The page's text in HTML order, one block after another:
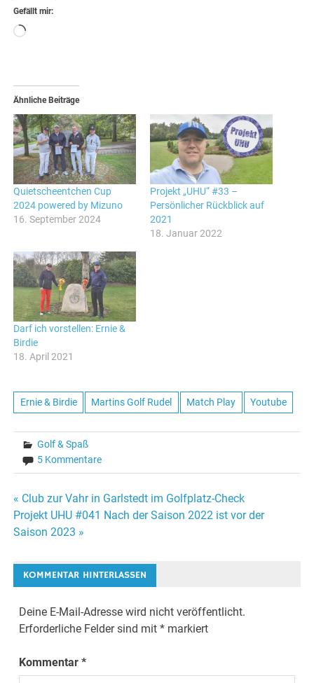
Gefällt mir:
Wird
Ähnliche Beiträge
Quietscheentchen Cup
2024 powered by Mizuno
16. September 2024
Projekt „UHU“ #33 –
Persönlicher Rückblick auf
2021
18. Januar 2022
Darf ich vorstellen: Ernie &
Birdie
18. April 2021
Ernie & Birdie Martins Golf Rudel Match Play Youtube
Golf & Spaß
5 Kommentare
Beitragsnavigation
« Club zur Vahr in Garlstedt im Golfplatz-Check
Projekt UHU #041 Nach der Saison 2022 ist vor der
Saison 2023 »
KOMMENTAR HINTERLASSEN
Deine E-Mail-Adresse wird nicht veröffentlicht.
Erforderliche Felder sind mit* markiert
Kommentar*